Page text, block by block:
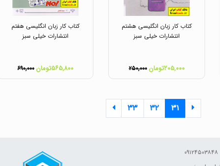
کتاب کار زبان انگلیسی هشتم
انتشارات خیلی سبز
۲۰۵,۰۰۰تومان ۲۵۰,۰۰۰
کتاب کار زبان انگلیسی هفتم
انتشارات خیلی سبز
۵۶۵,۸۰۰تومان ۶۹۰,۰۰۰
۳۱ ۳۲ ۳۳